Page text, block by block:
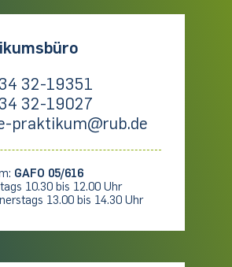
32-19351
32-19027
praktikum@rub.de
GAFO 05/616
10.30 bis 12.00 Uhr
13.00 bis 14.30 Uhr